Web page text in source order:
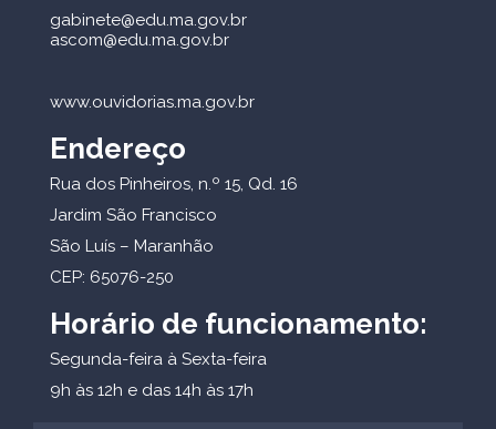
gabinete@edu.ma.gov.br
ascom@edu.ma.gov.br
www.ouvidorias.ma.gov.br
Endereço
Rua dos Pinheiros, n.º 15, Qd. 16
Jardim São Francisco
São Luís – Maranhão
CEP: 65076-250
Horário de funcionamento:
Segunda-feira à Sexta-feira
9h às 12h e das 14h às 17h